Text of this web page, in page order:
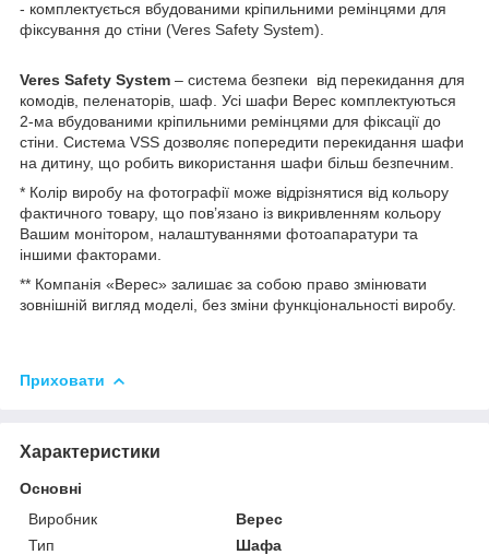
- комплектується вбудованими кріпильними ремінцями для
фіксування до стіни (Veres Safety System).
Veres Safety System – система безпеки від перекидання для
комодів, пеленаторів, шаф. Усі шафи Верес комплектуються
2-ма вбудованими кріпильними ремінцями для фіксації до
стіни. Система VSS дозволяє попередити перекидання шафи
на дитину, що робить використання шафи більш безпечним.
* Колір виробу на фотографії може відрізнятися від кольору
фактичного товару, що пов’язано із викривленням кольору
Вашим монітором, налаштуваннями фотоапаратури та
іншими факторами.
** Компанія «Верес» залишає за собою право змінювати
зовнішній вигляд моделі, без зміни функціональності виробу.
Приховати
Характеристики
Основні
Виробник
Верес
Тип
Шафа